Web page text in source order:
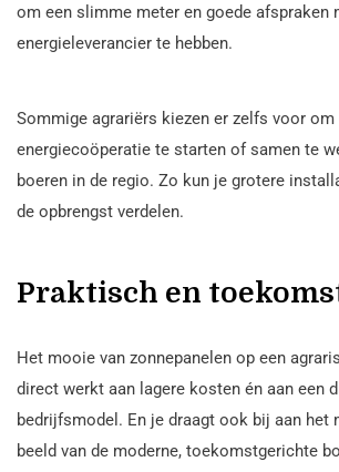
om een slimme meter en goede afspraken
energieleverancier te hebben.
Sommige agrariërs kiezen er zelfs voor om
energiecoöperatie te starten of samen te
boeren in de regio. Zo kun je grotere
de opbrengst verdelen.
Praktisch en
Het mooie van zonnepanelen op een
direct werkt aan lagere kosten én aan een
bedrijfsmodel. En je draagt ook bij aan het
beeld van de moderne, toekomstgerichte